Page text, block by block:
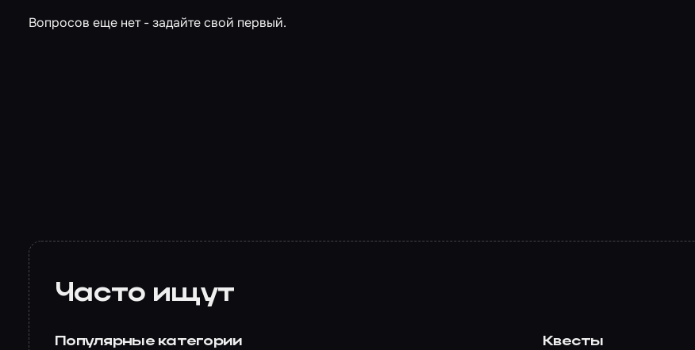
Вопросов еще нет - задайте свой первый.
Часто ищут
Популярные категории Квесты